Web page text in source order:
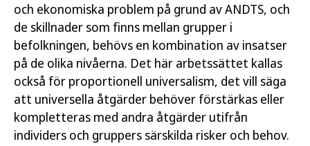
och ekonomiska problem på grund av ANDTS, och
de skillnader som finns mellan grupper i
befolkningen, behövs en kombination av insatser
på de olika nivåerna. Det här arbetssättet kallas
också för proportionell universalism, det vill säga
att universella åtgärder behöver förstärkas eller
kompletteras med andra åtgärder utifrån
individers och gruppers särskilda risker och behov.